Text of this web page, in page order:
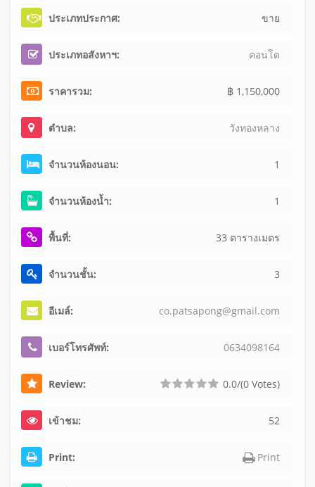
ประเภทประกาศ: ขาย
ประเภทอสังหาฯ: คอนโด
ราคารวม: ฿ 1,150,000
ตำบล: วังทองหลาง
จำนวนห้องนอน: 1
จำนวนห้องน้ำ: 1
พื้นที่: 33 ตารางเมตร
จำนวนชั้น: 3
อีเมล์: co.patsapong@gmail.com
เบอร์โทรศัพท์: 06340981 64
Review: 0.0/(0 Votes)
เข้าชม: 52
Print: Print